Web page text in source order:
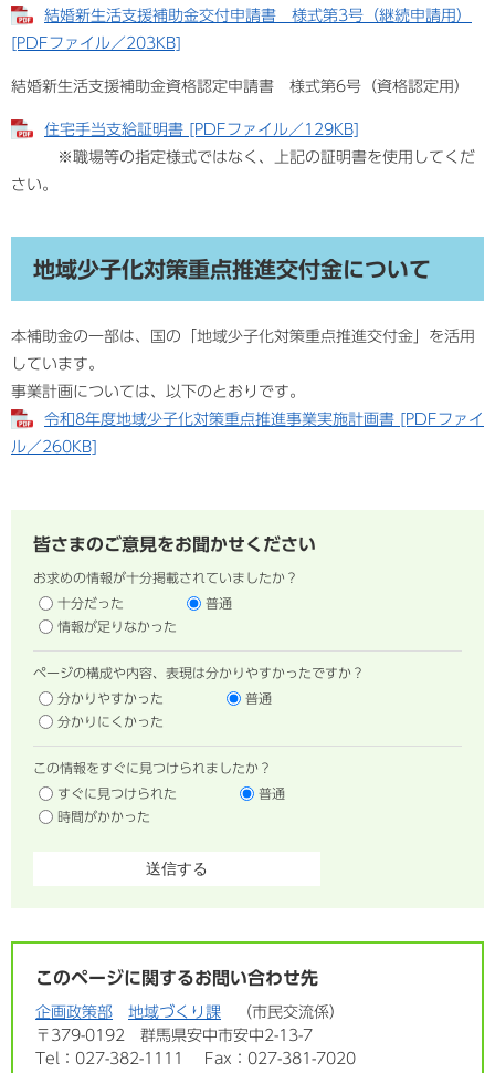
結婚新生活支援補助金交付申請書 様式第3号（継続申請用）
[PDFファイル／203KB]
結婚新生活支援補助金資格認定申請書 様式第6号（資格認定用）
住宅手当支給証明書 [PDFファイル／129KB]
※職場等の指定様式ではなく、上記の証明書を使用してくだ
さい。
地域少子化対策重点推進交付金について
本補助金の一部は、国の「地域少子化対策重点推進交付金」を活用
しています。
事業計画については、以下のとおりです。
令和8年度地域少子化対策重点推進事業実施計画書 [PDFファイ
ル／260KB]
皆さまのご意見をお聞かせください
お求めの情報が十分掲載されていましたか？
十分だった
普通
情報が足りなかった
ページの構成や内容、表現は分かりやすかったですか？
分かりやすかった
普通
分かりにくかった
この情報をすぐに見つけられましたか？
すぐに見つけられた
普通
時間がかかった
このページに関するお問い合わせ先
企画政策部 地域づくり課
市民交流係
〒379-0192
群馬県安中市安中2-13-7
Tel：027-382-1111
Fax：027-381-7020